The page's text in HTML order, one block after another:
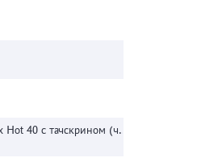
Дисплей для Infinix Hot 40 с тачскрином (черный) - Оригинал